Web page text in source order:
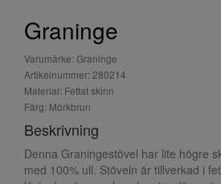
Graninge
Varumärke: Graninge
Artikelnummer: 280214
Material: Fettat skinn
Färg: Mörkbrun
Beskrivning
Denna Graningestövel har lite högre
med 100% ull. Stöveln är tillverkad i